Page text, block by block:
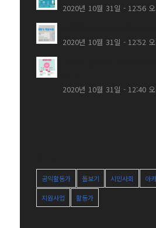
2020년 10월 31일 - 12:56
2020년 10월 31일 - 12:52
2020년 10월 31일 - 12:40
공익활동가 돌보기 시민사회 아
지원사업 활동가